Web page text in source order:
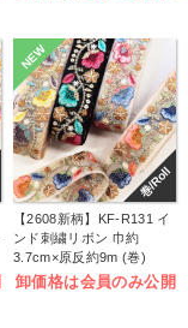
NEW
巻/Roll
【2608新柄】KF-R131 イ
ンド刺繍リボン 巾約
3.7cm×原反約9m (巻)
卸価格は会員のみ公開